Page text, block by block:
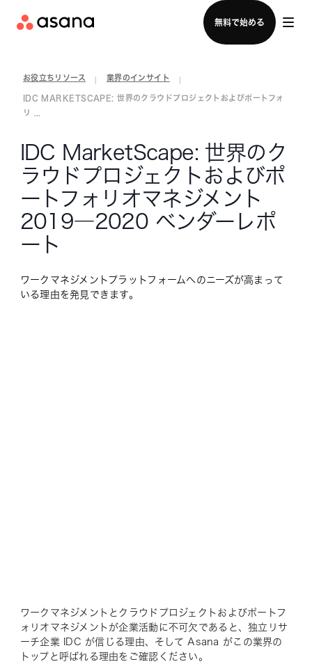
無料で始める
セールスチームに問い合わせる
お役立ちリソース 業界のインサイト
IDC MARKETSCAPE: 世界のクラウドプロジェクトおよびポートフォ
リ ...
IDC MarketScape: 世界のク
ラウドプロジェクトおよびポ
ートフォリオマネジメント
2019―2020 ベンダーレポ
ート
ワークマネジメントプラットフォームへのニーズが高まって
いる理由を発見できます。
ワークマネジメントとクラウドプロジェクトおよびポートフ
ォリオマネジメントが企業活動に不可欠であると、独立リサ
ーチ企業 IDC が信じる理由、そして Asana がこの業界の
トップと呼ばれる理由をご確認ください。